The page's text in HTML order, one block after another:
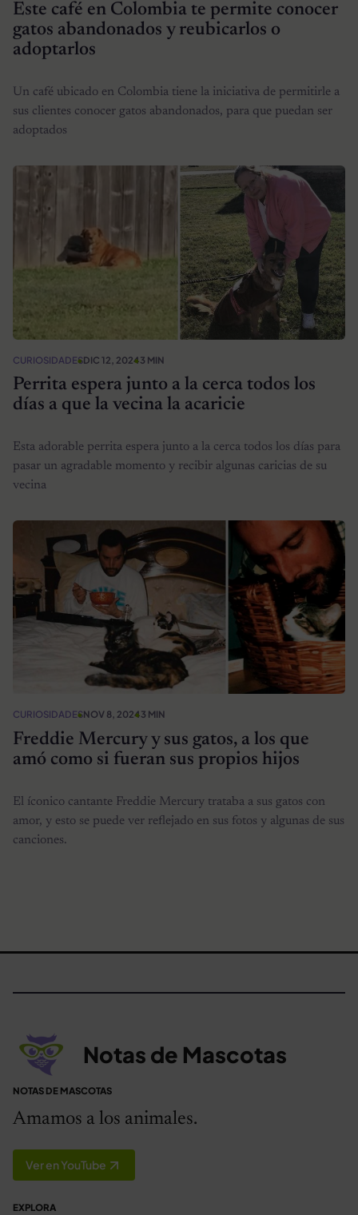
Este café en Colombia te permite conocer
gatos abandonados y reubicarlos o
adoptarlos
Un café ubicado en Colombia tiene la iniciativa de permitirle a
sus clientes conocer gatos abandonados, para que puedan ser
adoptados
CURIOSIDADESDIC 12, 20243 MIN
Perrita espera junto a la cerca todos los
días a que la vecina la acaricie
Esta adorable perrita espera junto a la cerca todos los días para
pasar un agradable momento y recibir algunas caricias de su
vecina
CURIOSIDADESNOV 8, 20243 MIN
Freddie Mercury y sus gatos, a los que
amó como si fueran sus propios hijos
El íconico cantante Freddie Mercury trataba a sus gatos con
amor, y esto se puede ver reflejado en sus fotos y algunas de sus
canciones.
Notas de Mascotas
NOTAS DE MASCOTAS
Amamos a los animales.
Ver en YouTube
EXPLORA